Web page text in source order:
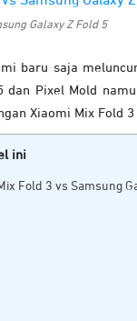
Galaxy Z Fold 5
baru saja
dan Pixel Mold
Xiaomi Mix Fold
ini
Fold 3 vs Samsung